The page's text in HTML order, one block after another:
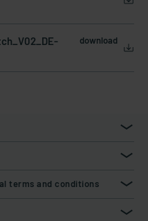
download
terms and conditions